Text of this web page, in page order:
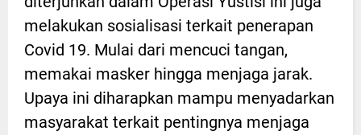
melakukan sosialisasi terkait penerapan
Covid 19. Mulai dari mencuci tangan,
memakai masker hingga menjaga jarak.
Upaya ini diharapkan mampu menyadarkan
masyarakat terkait pentingnya menjaga